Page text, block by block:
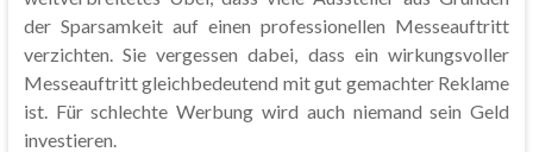
der Sparsamkeit auf einen professionellen Messeauftritt
verzichten. Sie vergessen dabei, dass ein wirkungsvoller
Messeauftritt gleichbedeutend mit gut gemachter Reklame
ist. Für schlechte Werbung wird auch niemand sein Geld
investieren.